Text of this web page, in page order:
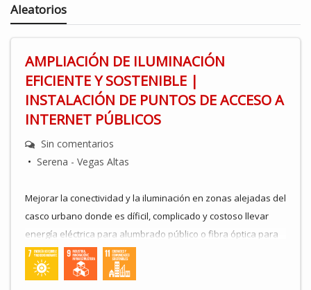
Aleatorios
AMPLIACIÓN DE ILUMINACIÓN
EFICIENTE Y SOSTENIBLE |
INSTALACIÓN DE PUNTOS DE ACCESO A
INTERNET PÚBLICOS
Sin comentarios
• Serena - Vegas Altas
Mejorar la conectividad y la iluminación en zonas alejadas del
casco urbano donde es díficil, complicado y costoso llevar
energía eléctrica para alumbrado público o fibra óptica para
la instalación de puntos de acceso a internet.